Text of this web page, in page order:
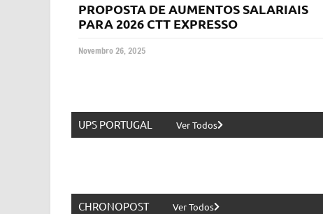
PROPOSTA DE AUMENTOS SALARIAIS
PARA 2026 CTT EXPRESSO
Novembro 26, 2025
UPS PORTUGAL Ver Todos
CHRONOPOST Ver Todos